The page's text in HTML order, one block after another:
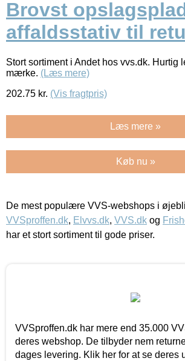
Brovst
affaldsstativ til
Stort sortiment i Andet hos vvs.dk. Hurtig
mærke. (Læs mere)
202.75 kr. (Vis fragtpris)
Læs mere »
Køb nu »
De mest populære VVS-webshops i
VVSproffen.dk, Elvvs.dk, VVS.dk og
har et stort sortiment til gode priser.
VVSproffen.dk har mere end 35.000
deres webshop. De tilbyder nem
dages levering. Klik her for at se deres